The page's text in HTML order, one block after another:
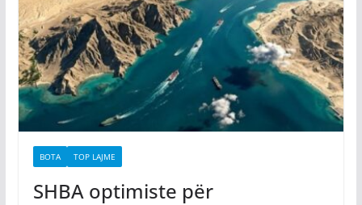
BOTA TOP LAJME
SHBA optimiste për